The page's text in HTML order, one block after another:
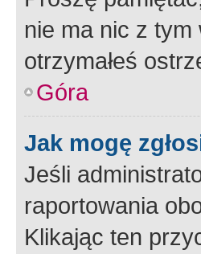
nie ma nic z
otrzymałeś
Góra
Jak mogę
Jeśli
raportowania
Klikając ten